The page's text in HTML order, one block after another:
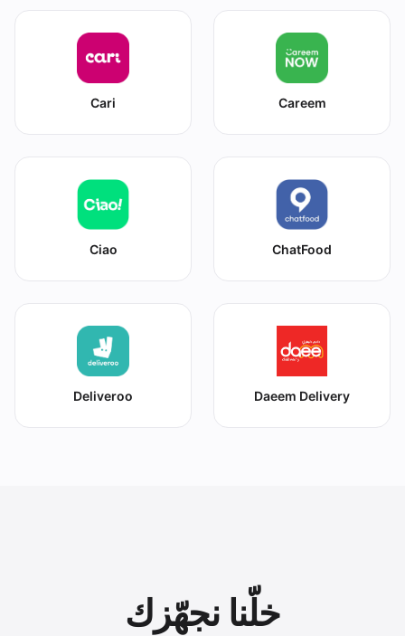
Careem
Cari
ChatFood
Ciao
Daeem Delivery
Deliveroo
خلّنا نجهّزك